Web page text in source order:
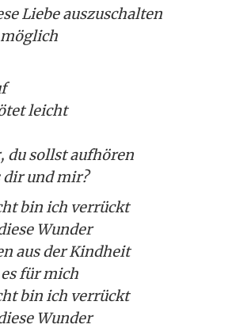
Liebe auszuschalten
leicht
du sollst aufhören
dir und mir?
bin ich verrückt
Wunder
aus der Kindheit
für mich
bin ich verrückt
Wunder